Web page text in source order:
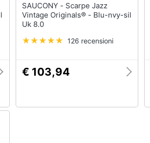
SAUCONY - Scarpe Jazz
Vintage Originals® - Blu-nvy-sil
Uk 8.0
126 recensioni
€ 103,94